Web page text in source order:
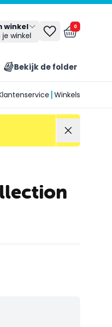
winkel
je winkel
0
Bekijk de folder
Winkels